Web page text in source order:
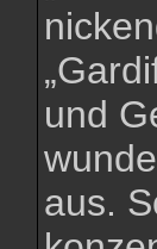
und
aus.